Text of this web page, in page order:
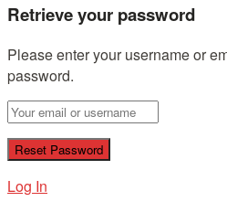
Retrieve your password
Please enter your username or
password.
Log In